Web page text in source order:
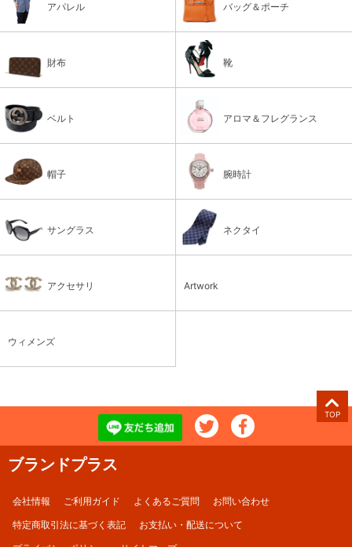
アパレル バッグ＆ポーチ
財布 靴
ベルト アロマ＆フレグランス
帽子 腕時計
サングラス ネクタイ
アクセサリ Artwork
ウィメンズ
TOP
ブランドプラス
会社情報 ご利用ガイド よくあるご質問
お問い合わせ
特定商取引法に基づく表記
お支払い・配送について